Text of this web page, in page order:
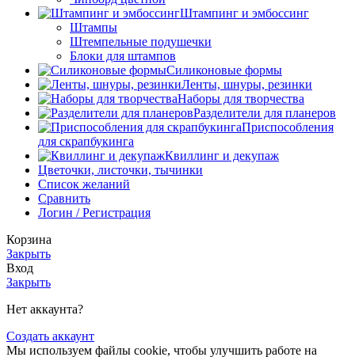
Штампинг и эмбоссинг
Штампы
Штемпельные подушечки
Блоки для штампов
Силиконовые формы
Ленты, шнуры, резинки
Наборы для творчества
Разделители для планеров
Приспособления
для скрапбукинга
Квиллинг и декупаж
Цветочки, листочки, тычинки
Список желаний
Сравнить
Логин / Регистрация
Корзина
Закрыть
Вход
Закрыть
Нет аккаунта?
Создать аккаунт
Мы используем файлы cookie, чтобы улучшить работe на